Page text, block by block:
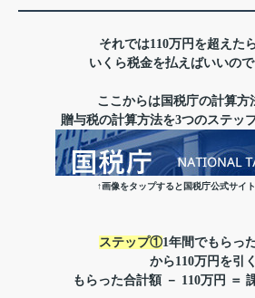
それでは110万円を超えた
いくら税金を払えばいいので
ここからは国税庁の計算方
贈与税の計算方法を3つのステッ
↑画像をタップすると国税庁公式サイ
ステップ①1年間でもらっ
から110万円を引く
もらった合計額 － 110万円 ＝